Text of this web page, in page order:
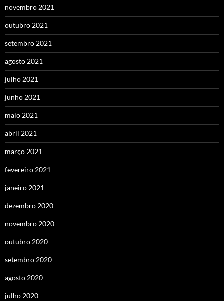
novembro 2021
outubro 2021
setembro 2021
agosto 2021
julho 2021
junho 2021
maio 2021
abril 2021
março 2021
fevereiro 2021
janeiro 2021
dezembro 2020
novembro 2020
outubro 2020
setembro 2020
agosto 2020
julho 2020